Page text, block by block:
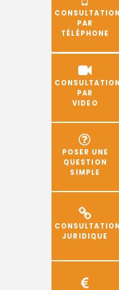
PAR
TÉLÉPHONE
PAR
VIDEO
POSER UNE
QUESTION
SIMPLE
JURIDIQUE